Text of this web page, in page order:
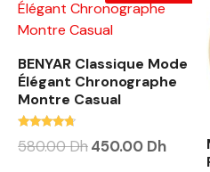
BENYAR Classique Mode
Élégant Chronographe
Montre Casual
4.50
580.00Dh450.00 Dh